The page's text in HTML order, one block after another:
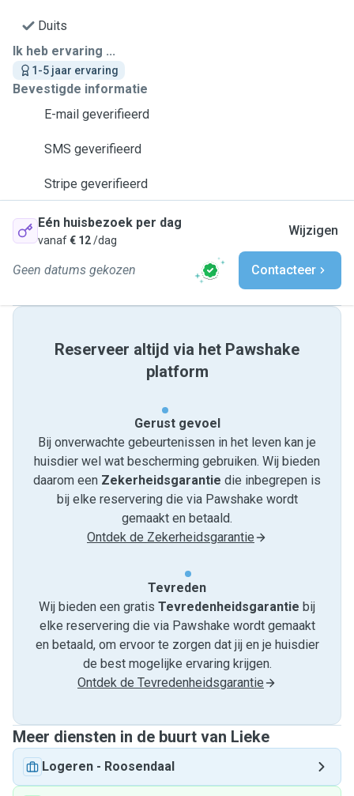
Duits
Ik heb ervaring ...
1-5 jaar ervaring
Bevestigde informatie
E-mail geverifieerd
SMS geverifieerd
Stripe geverifieerd
Eén huisbezoek per dag
vanaf€ 12/dag
Wijzigen
Geen datums gekozen Contacteer
Reserveer altijd via het Pawshake
platform
Gerust gevoel
Bij onverwachte gebeurtenissen in het leven kan je
huisdier wel wat bescherming gebruiken. Wij bieden
daarom een Zekerheidsgarantie die inbegrepen is
bij elke reservering die via Pawshake wordt
gemaakt en betaald.
Ontdek de Zekerheidsgarantie
Tevreden
Wij bieden een gratis Tevredenheids­garantie bij
elke reservering die via Pawshake wordt gemaakt
en betaald, om ervoor te zorgen dat jij en je huisdier
de best mogelijke ervaring krijgen.
Ontdek de Tevredenheidsgarantie
Meer diensten in de buurt van Lieke
Logeren - Roosendaal